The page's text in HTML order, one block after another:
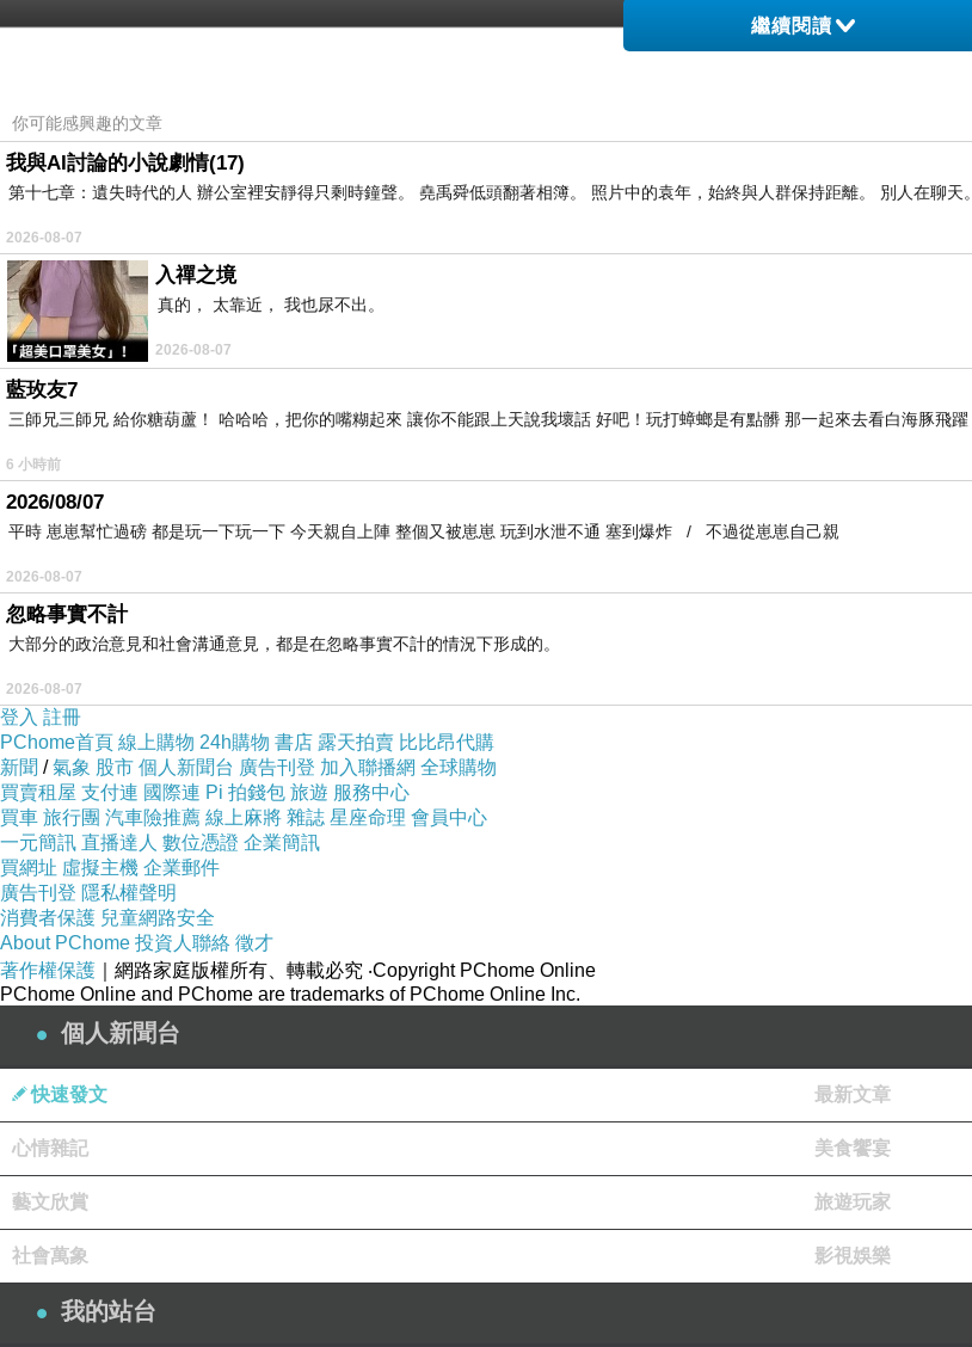
繼續閱讀
你可能感興趣的文章
我與AI討論的小說劇情(17)
第十七章：遺失時代的人 辦公室裡安靜得只剩時鐘聲。 堯禹舜低頭翻著相簿。 照片中的袁年，始終與人群保持距離。 別人在聊天。
2026-08-07
入禪之境
真的， 太靠近， 我也尿不出。
2026-08-07
藍玫友7
三師兄三師兄 給你糖葫蘆！ 哈哈哈，把你的嘴糊起來 讓你不能跟上天說我壞話 好吧！玩打蟑螂是有點髒 那一起來去看白海豚飛躍
6 小時前
2026/08/07
平時 崽崽幫忙過磅 都是玩一下玩一下 今天親自上陣 整個又被崽崽 玩到水泄不通 塞到爆炸 / 不過從崽崽自己親
2026-08-07
忽略事實不計
大部分的政治意見和社會溝通意見，都是在忽略事實不計的情況下形成的。
2026-08-07
登入 註冊
PChome首頁 線上購物 24h購物 書店 露天拍賣 比比昂代購
新聞 /氣象 股市 個人新聞台 廣告刊登 加入聯播網 全球購物
買賣租屋 支付連 國際連 Pi 拍錢包 旅遊 服務中心
買車 旅行團 汽車險推薦 線上麻將 雜誌 星座命理 會員中心
一元簡訊 直播達人 數位憑證 企業簡訊
買網址 虛擬主機 企業郵件
廣告刊登 隱私權聲明
消費者保護 兒童網路安全
About PChome 投資人聯絡 徵才
著作權保護 ｜網路家庭版權所有、轉載必究 ‧Copyright PChome Online
PChome Online and PChome are trademarks of PChome Online Inc.
個人新聞台
快速發文 最新文章
心情雜記 美食饗宴
藝文欣賞 旅遊玩家
社會萬象 影視娛樂
我的站台